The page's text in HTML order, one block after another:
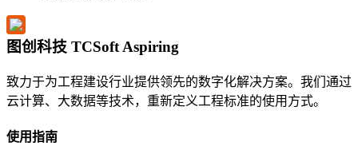
图创科技 TCSoft Aspiring
致力于为工程建设行业提供领先的数字化解决方案。我们通过
云计算、大数据等技术，重新定义工程标准的使用方式。
使用指南